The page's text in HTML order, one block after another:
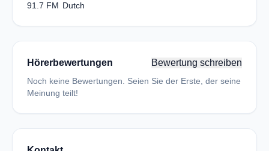
91.7 FM Dutch
Hörerbewertungen Bewertung schreiben
Noch keine Bewertungen. Seien Sie der Erste, der seine
Meinung teilt!